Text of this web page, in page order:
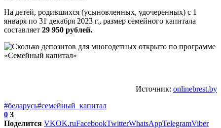
На детей, родившихся (усыновленных, удочеренных) с 1
января по 31 декабря 2023 г., размер семейного капитала
составляет 29 950 рублей.
Источник: onlinebrest.by
#беларусь#семейный_капитал
0 3
Поделится VKOK.ruFacebookTwitterWhatsAppTelegramViber